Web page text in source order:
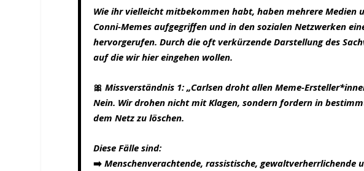
Wie ihr vielleicht mitbekommen habt, haben mehrere Medien
Conni-Memes aufgegriffen und in den sozialen Netzwerken
hervorgerufen. Durch die oft verkürzende Darstellung des
auf die wir hier eingehen wollen.
🎀Missverständnis 1: „Carlsen droht allen Meme-
Nein. Wir drohen nicht mit Klagen, sondern fordern in
dem Netz zu löschen.
Diese Fälle sind:
➡️Menschenverachtende, rassistische, gewaltverherrlichende